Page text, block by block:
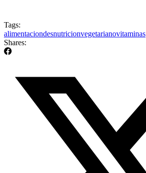
Tags:
alimentaciondesnutricionvegetarianovitaminas
Shares: